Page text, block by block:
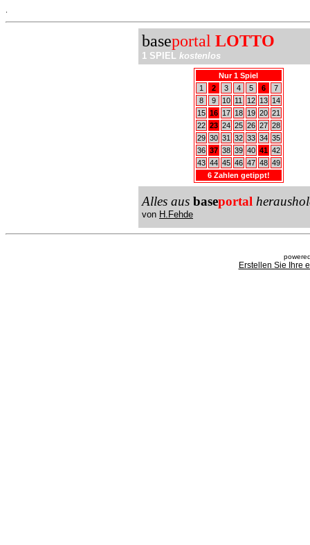
baseportal LOTTO
1 SPIEL kostenlos
Nur 1 Spiel
1
2 3 4 5 6
7
8
9 10 11 12 13
14
15 16 17 18 19 20 21
22 23 24 25 26 27 28
29 30 31 32 33 34 35
36 37 38 39 40 41 42
43 44 45 46 47 48 49
6 Zahlen getippt!
Alles aus baseportal
von H.Fehde
Erstellen Sie Ihre